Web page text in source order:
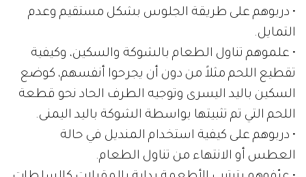
• دربوهم على طريقة الجلوس بشكل مستقيم وعدم
التمايل.
• علموهم تناول الطعام بالشوكة والسكين، وكيفية
تقطيع اللحم مثلاً من دون أن يجرحوا أنفسهم، كوضع
السكين باليد اليسرى وتوجيه الطرف الحاد نحو قطعة
اللحم التي تم تثبيتها بواسطة الشوكة باليد اليمنى.
• دربوهم على كيفية استخدام المنديل في حالة
العطس أو الانتهاء من تناول الطعام.